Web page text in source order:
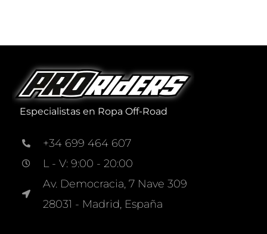
Especialistas en Ropa Off-Road
+34 699 464 607
L - V: 9:00 - 20:00
Av. Democracia, 7 Nave 309
28031 - Madrid, España